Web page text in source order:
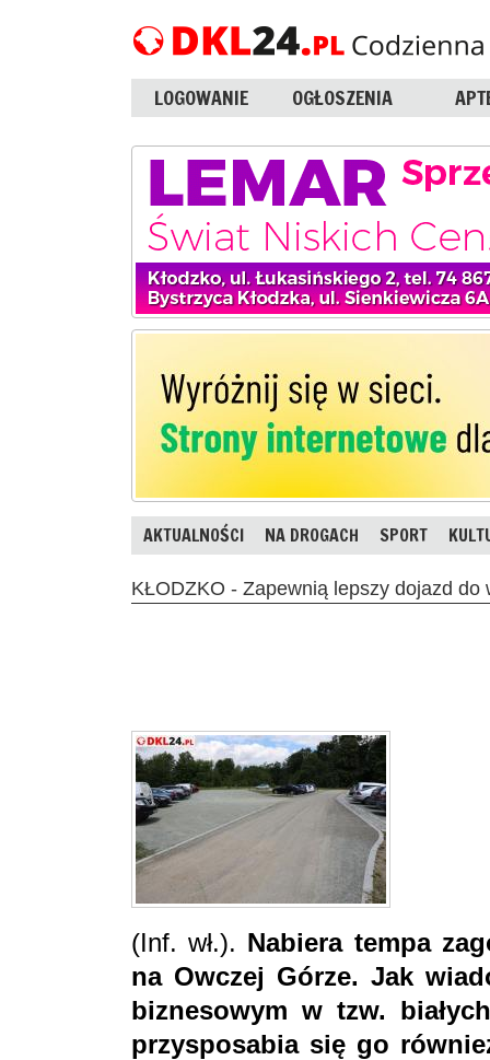
LOGOWANIE OGŁOSZENIA
AKTUALNOŚCI NA DROGACH SPORT
KŁODZKO - Zapewnią lepszy dojazd do
(Inf. wł.). Nabiera tempa
na Owczej Górze. Jak
biznesowym w tzw.
przysposabia się go